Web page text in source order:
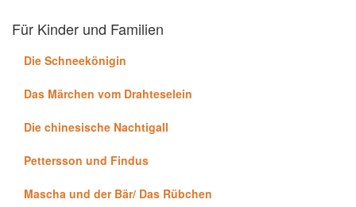
Für Kinder und Familien
Die Schneekönigin
Das Märchen vom Drahteselein
Die chinesische Nachtigall
Pettersson und Findus
Mascha und der Bär/ Das Rübchen